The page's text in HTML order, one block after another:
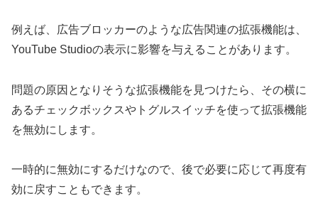
例えば、広告ブロッカーのような広告関連の拡張機能は、
YouTube Studioの表示に影響を与えることがあります。
問題の原因となりそうな拡張機能を見つけたら、その横に
あるチェックボックスやトグルスイッチを使って拡張機能
を無効にします。
一時的に無効にするだけなので、後で必要に応じて再度有
効に戻すこともできます。